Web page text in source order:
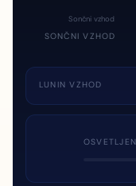
Sončni vzhod
SONČNI VZHOD
LUNIN VZHOD